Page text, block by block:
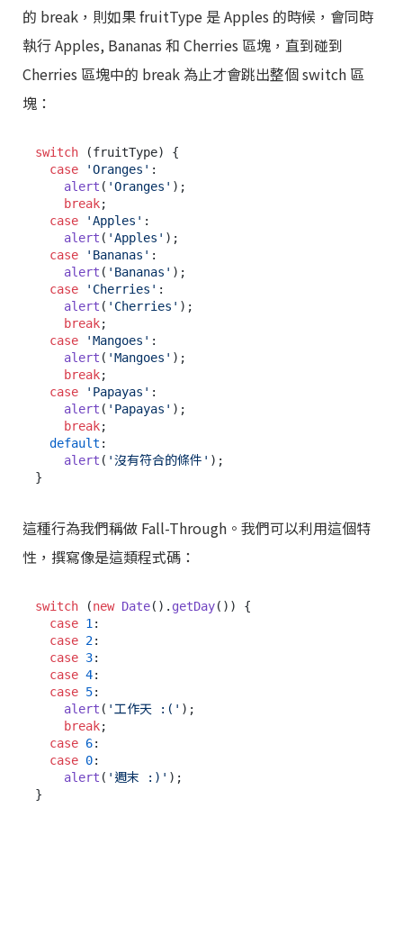
的 break，則如果 fruitType 是 Apples 的時候，會同時
執行 Apples, Bananas 和 Cherries 區塊，直到碰到
Cherries 區塊中的 break 為止才會跳出整個 switch 區
塊：
switch (fruitType) {
case
'Oranges' :
alert ( 'Oranges' );
break;
case
'Apples' :
alert ( 'Apples' );
case
'Bananas' :
alert ( 'Bananas' );
case
'Cherries' :
alert ( 'Cherries' );
break;
case
'Mangoes' :
alert ( 'Mangoes' );
break;
case
'Papayas' :
alert ( 'Papayas' );
break;
default :
alert ( '沒有符合的條件' );
這種行為我們稱做 Fall-Through。我們可以利用這個特
性，撰寫像是這類程式碼：
switch (new Date(). getDay()) {
case 1 :
case 2:
case 3:
case 4:
case 5:
alert ( '工作天 :(' );
break;
case 6:
case 0:
alert ( '週末 :)' );